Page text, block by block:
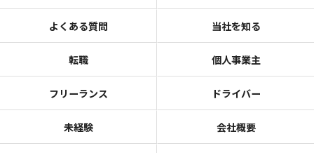
よくある質問 当社を知る
転職 個人事業主
フリーランス ドライバー
未経験 会社概要